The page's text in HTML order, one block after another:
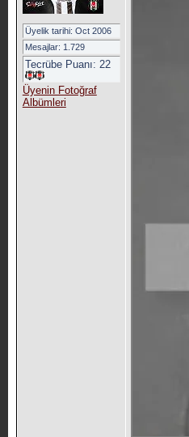
Üyelik tarihi: Oct 2006
Mesajlar: 1.729
Tecrübe Puanı: 22
Üyenin Fotoğraf
Albümleri